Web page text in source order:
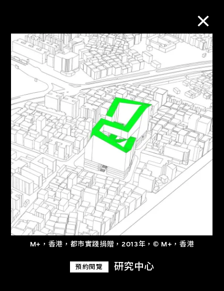
M+，香港，都市實踐捐贈，2013年，© M+，香港
預約閱覽 研究中心
M+藏品
進一步篩選 搜索
關於M+藏品
探索世界頂級的二十及二十一世紀視覺
文化藏品。